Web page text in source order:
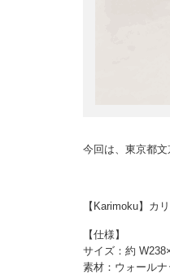
今回は、東京都
【Karimoku】カ
【仕様】
サイズ：約
素材：ウォールナ